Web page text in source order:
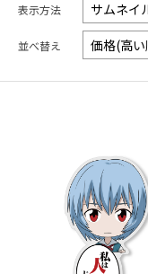
表示方法
並べ替え